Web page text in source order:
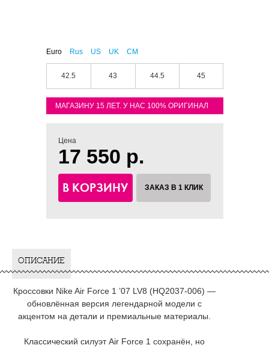
Euro Rus US UK CM
42.5 43 44.5 45
МАГАЗИНУ 15 ЛЕТ. У НАС 100% ОРИГИНАЛ
Цена
17 550 р.
В КОРЗИНУ ЗАКАЗ В 1 КЛИК
ОПИСАНИЕ
Кроссовки Nike Air Force 1 ’07 LV8 (HQ2037-006) —
обновлённая версия легендарной модели с
акцентом на детали и премиальные материалы.
Классический силуэт Air Force 1 сохранён, но